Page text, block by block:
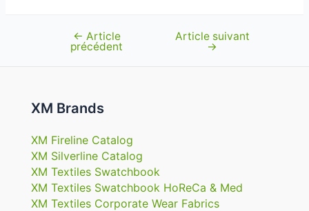
Navigation
← Article
précédent
Article suivant
→
XM Brands
XM Fireline Catalog
XM Silverline Catalog
XM Textiles Swatchbook
XM Textiles Swatchbook HoReCa & Med
XM Textiles Corporate Wear Fabrics